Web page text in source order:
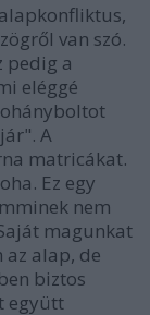
van szó.
pedig a
eléggé
A
matricákat.
Ez egy
nem
magunkat
alap, de
biztos
együtt